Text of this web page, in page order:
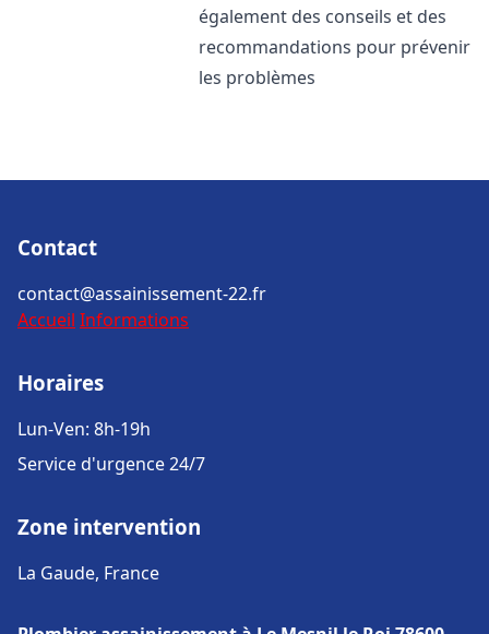
également des conseils et des
recommandations pour prévenir
les problèmes
Contact
contact@assainissement-22.fr
Accueil Informations
Horaires
Lun-Ven: 8h-19h
Service d'urgence 24/7
Zone intervention
La Gaude, France